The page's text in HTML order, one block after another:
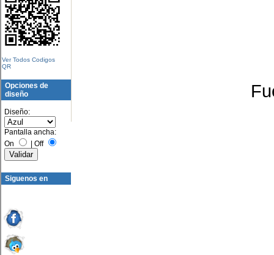
Ver Todos Codigos
QR
Opciones de
diseño
Diseño:
Pantalla ancha:
On
| Off
Siguenos en